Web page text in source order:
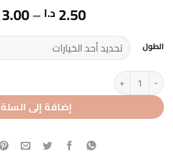
2.50 د.ا–
3.00
الطول
كمية فرد حرق
إضافة إلى السلة